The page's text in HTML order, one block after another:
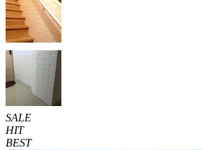
SALE
HIT
BEST